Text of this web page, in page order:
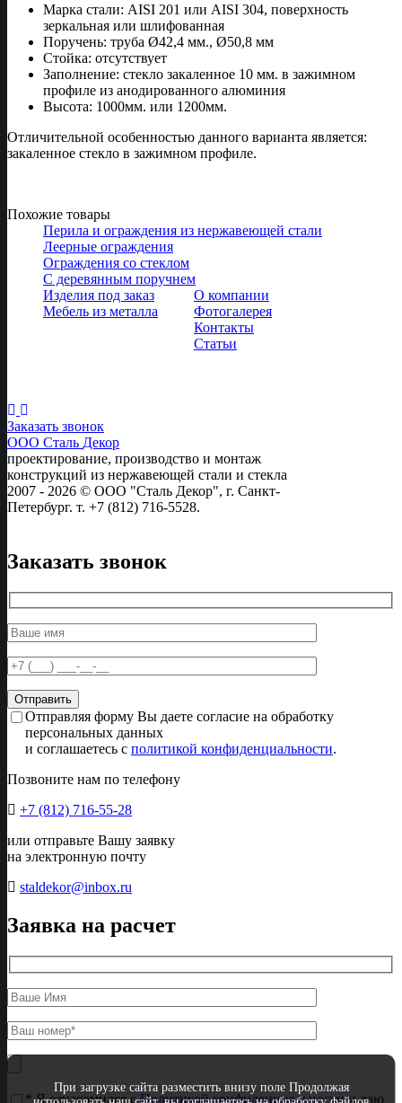
Марка стали: AISI 201 или AISI 304, поверхность
зеркальная или шлифованная
Поручень: труба Ø42,4 мм., Ø50,8 мм
Стойка: отсутствует
Заполнение: стекло закаленное 10 мм. в зажимном
профиле из анодированного алюминия
Высота: 1000мм. или 1200мм.
Отличительной особенностью данного варианта является:
закаленное стекло в зажимном профиле.
Похожие товары
Перила и ограждения из нержавеющей стали
Леерные ограждения
Ограждения со стеклом
С деревянным поручнем
Изделия под заказ
Мебель из металла
О компании
Фотогалерея
Контакты
Статьи
Заказать звонок
ООО Сталь Декор
проектирование, производство и монтаж
конструкций из нержавеющей стали и стекла
2007 - 2026 © ООО "Сталь Декор", г. Санкт-
Петербург. т. +7 (812) 716-5528.
Заказать звонок
Отправляя форму Вы даете согласие на обработку
персональных данных
и соглашаетесь с политикой конфиденциальности.
Позвоните нам по телефону
+7 (812) 716-55-28
или отправьте Вашу заявку
на электронную почту
staldekor@inbox.ru
Заявка на расчет
* Я ознакомился сПолитикой конфиденциальностии даю
При загрузке сайта разместить внизу поле Продолжая